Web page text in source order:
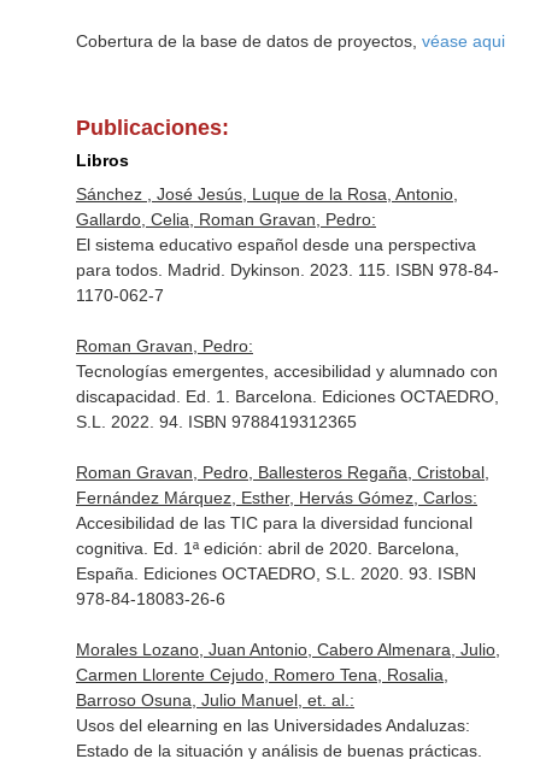
Cobertura de la base de datos de proyectos, véase aqui
Publicaciones:
Libros
Sánchez , José Jesús, Luque de la Rosa, Antonio,
Gallardo, Celia, Roman Gravan, Pedro:
El sistema educativo español desde una perspectiva
para todos. Madrid. Dykinson. 2023. 115. ISBN 978-84-
1170-062-7
Roman Gravan, Pedro:
Tecnologías emergentes, accesibilidad y alumnado con
discapacidad. Ed. 1. Barcelona. Ediciones OCTAEDRO,
S.L. 2022. 94. ISBN 9788419312365
Roman Gravan, Pedro, Ballesteros Regaña, Cristobal,
Fernández Márquez, Esther, Hervás Gómez, Carlos:
Accesibilidad de las TIC para la diversidad funcional
cognitiva. Ed. 1ª edición: abril de 2020. Barcelona,
España. Ediciones OCTAEDRO, S.L. 2020. 93. ISBN
978-84-18083-26-6
Morales Lozano, Juan Antonio, Cabero Almenara, Julio,
Carmen Llorente Cejudo, Romero Tena, Rosalia,
Barroso Osuna, Julio Manuel, et. al.:
Usos del elearning en las Universidades Andaluzas:
Estado de la situación y análisis de buenas prácticas.